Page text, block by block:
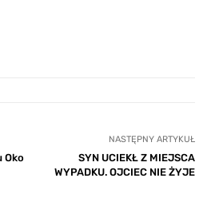
Oko
NASTĘPNY ARTYKUŁ
SYN UCIEKŁ Z MIEJSCA
WYPADKU. OJCIEC NIE ŻYJE